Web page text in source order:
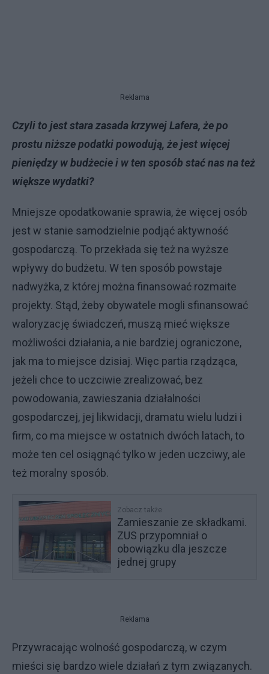
Reklama
Czyli to jest stara zasada krzywej Lafera, że po
prostu niższe podatki powodują, że jest więcej
pieniędzy w budżecie i w ten sposób stać nas na też
większe wydatki?
Mniejsze opodatkowanie sprawia, że więcej osób
jest w stanie samodzielnie podjąć aktywność
gospodarczą. To przekłada się też na wyższe
wpływy do budżetu. W ten sposób powstaje
nadwyżka, z której można finansować rozmaite
projekty. Stąd, żeby obywatele mogli sfinansować
waloryzację świadczeń, muszą mieć większe
możliwości działania, a nie bardziej ograniczone,
jak ma to miejsce dzisiaj. Więc partia rządząca,
jeżeli chce to uczciwie zrealizować, bez
powodowania, zawieszania działalności
gospodarczej, jej likwidacji, dramatu wielu ludzi i
firm, co ma miejsce w ostatnich dwóch latach, to
może ten cel osiągnąć tylko w jeden uczciwy, ale
też moralny sposób.
Zobacz także
Zamieszanie ze składkami.
ZUS przypomniał o
obowiązku dla jeszcze
jednej grupy
Reklama
Przywracając wolność gospodarczą, w czym
mieści się bardzo wiele działań z tym związanych.